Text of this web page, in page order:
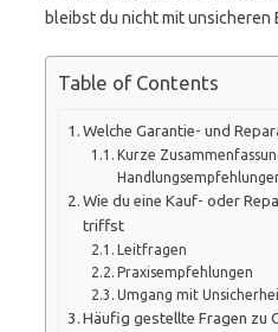
bleibst du nicht mit unsicheren
Table of Contents
Welche Garantie- und
Kurze
Wie du eine Kauf- oder
triffst
Leitfragen
Praxisempfehlungen
Umgang mit
Häufig gestellte Fragen zu